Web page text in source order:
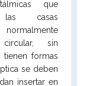
que
las casas
sin
formas
se deben
insertar en